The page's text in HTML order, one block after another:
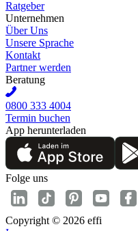
Ratgeber
Unternehmen
Über Uns
Unsere Sprache
Kontakt
Partner werden
Beratung
0800 333 4004
Termin buchen
App herunterladen
Folge uns
Copyright © 2026 effi